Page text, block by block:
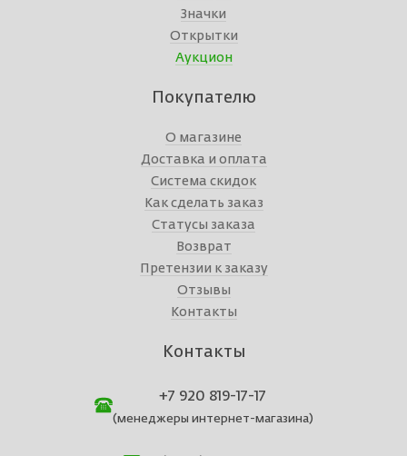
Значки
Открытки
Аукцион
Покупателю
О магазине
Доставка и оплата
Система скидок
Как сделать заказ
Статусы заказа
Возврат
Претензии к заказу
Отзывы
Контакты
Контакты
+7 920 819-17-17
(менеджеры интернет-магазина)